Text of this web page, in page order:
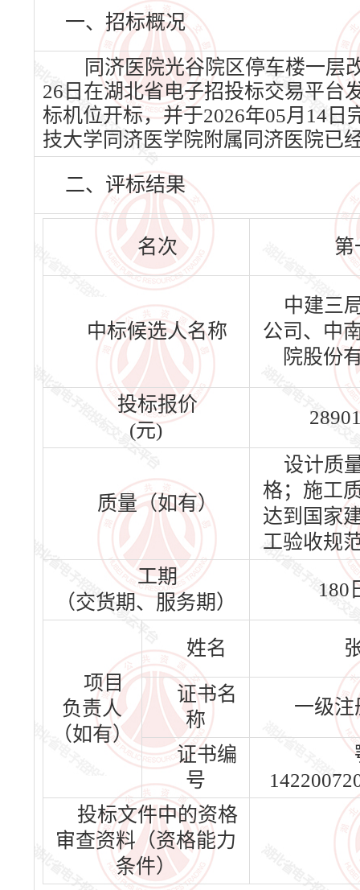
一、招标概况
同济医院光谷院区停车楼一层
26日在湖北省电子招投标交易平台
标机位开标，并于2026年05月14
技大学同济医学院附属同济医院已
二、评标结果
名次 第
中标候选人名称
中建三
公司、中
院股份
投标报价
(元)
质量（如有）
设计质
格；施工
达到国家
工验收规
工期
（交货期、服务期）
180
项目
负责人
（如有）
姓名
证书名
称
一级注
证书编
号
投标文件中的资格
审查资料（资格能力
条件）